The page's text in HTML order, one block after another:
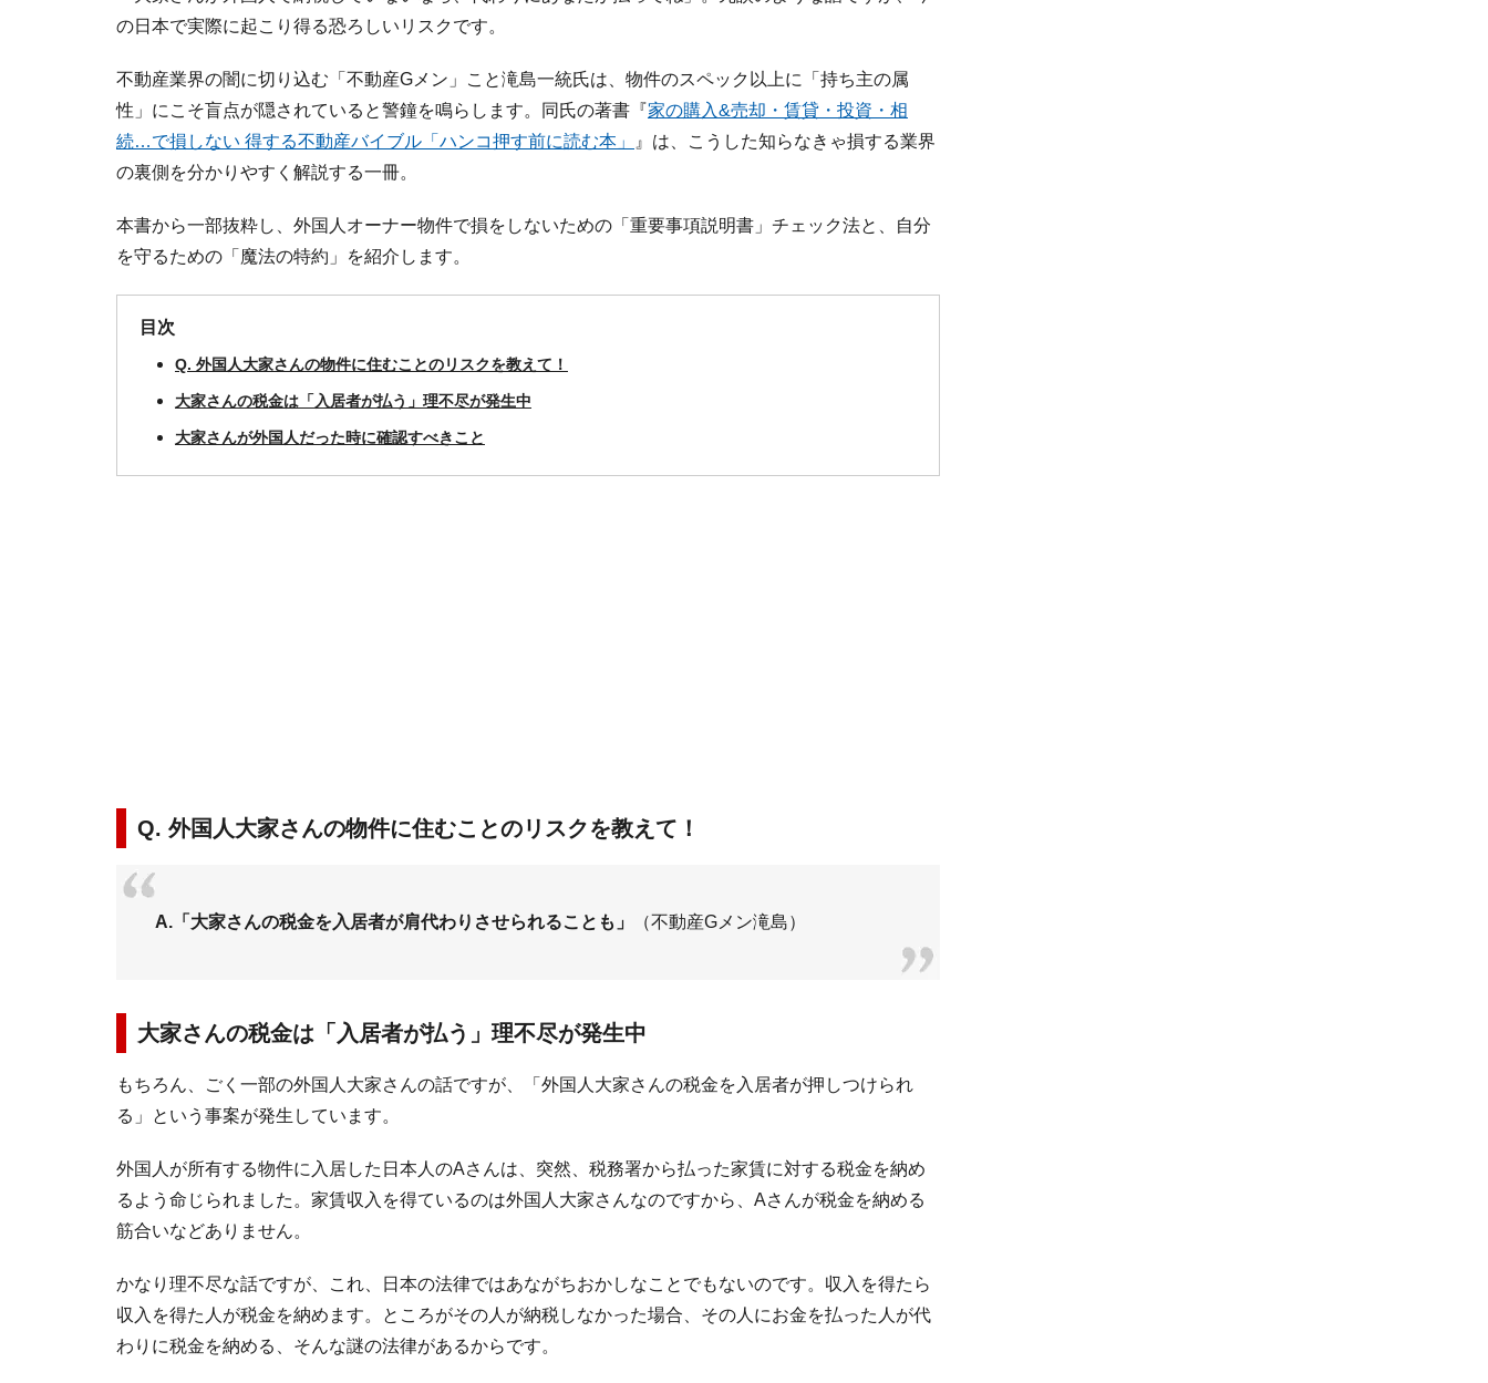
の日本で実際に起こり得る恐ろしいリスクです。
不動産業界の闇に切り込む「不動産Gメン」こと滝島一統氏は、物件のスペック以上に「持ち主の属
性」にこそ盲点が隠されていると警鐘を鳴らします。同氏の著書『家の購入&売却・賃貸・投資・相
続…で損しない 得する不動産バイブル「ハンコ押す前に読む本」
』は、こうした知らなきゃ損する業界
の裏側を分かりやすく解説する一冊。
本書から一部抜粋し、外国人オーナー物件で損をしないための「重要事項説明書」チェック法と、自分
を守るための「魔法の特約」を紹介します。
目次
Q. 外国人大家さんの物件に住むことのリスクを教えて！
大家さんの税金は「入居者が払う」理不尽が発生中
大家さんが外国人だった時に確認すべきこと
Q. 外国人大家さんの物件に住むことのリスクを教えて！
A.「大家さんの税金を入居者が肩代わりさせられることも」 （不動産Gメン滝島）
大家さんの税金は「入居者が払う」理不尽が発生中
もちろん、ごく一部の外国人大家さんの話ですが、「外国人大家さんの税金を入居者が押しつけられ
る」という事案が発生しています。
外国人が所有する物件に入居した日本人のAさんは、突然、税務署から払った家賃に対する税金を納め
るよう命じられました。家賃収入を得ているのは外国人大家さんなのですから、Aさんが税金を納める
筋合いなどありません。
かなり理不尽な話ですが、これ、日本の法律ではあながちおかしなことでもないのです。収入を得たら
収入を得た人が税金を納めます。ところがその人が納税しなかった場合、その人にお金を払った人が代
わりに税金を納める、そんな謎の法律があるからです。